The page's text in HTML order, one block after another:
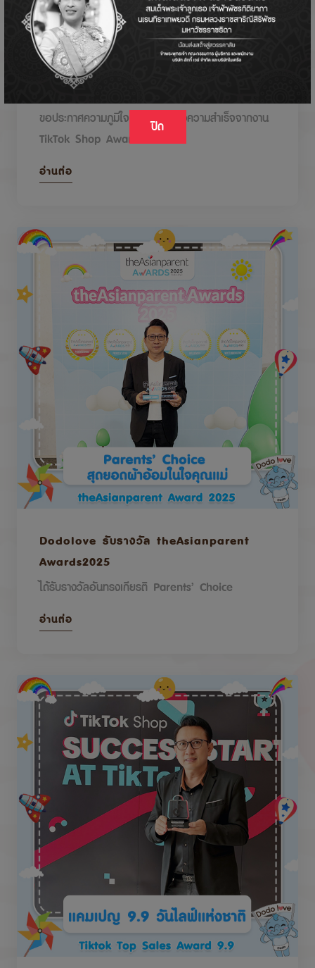
ปิด
DODOLOVE รับรางวัลในงาน TikTok Shop
Awards 2026
ขอประกาศความภูมิใจกับรางวัลแห่งความสำเร็จจากงาน
TikTok Shop Awards 2026
อ่านต่อ
Dodolove รับรางวัล theAsianparent
Awards2025
ได้รับรางวัลอันทรงเกียรติ Parents’ Choice
อ่านต่อ